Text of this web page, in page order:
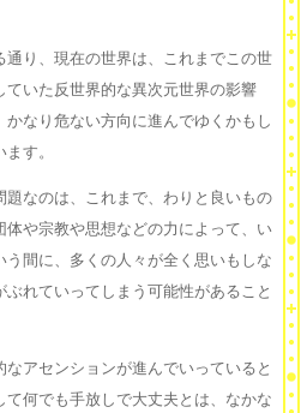
り、現在の世界は、これまでこの世
いた反世界的な異次元世界の影響
なり危ない方向に進んでゆくかもし
す。
なのは、これまで、わりと良いもの
体や宗教や思想などの力によって、い
間に、多くの人々が全く思いもしな
れていってしまう可能性があること
アセンションが進んでいっていると
何でも手放しで大丈夫とは、なかな